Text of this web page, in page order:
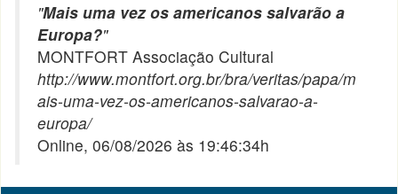
"Mais uma vez os americanos salvarão a
Europa?"
MONTFORT Associação Cultural
http://www.montfort.org.br/bra/veritas/papa/m
ais-uma-vez-os-americanos-salvarao-a-
europa/
Online, 06/08/2026 às 19:46:34h